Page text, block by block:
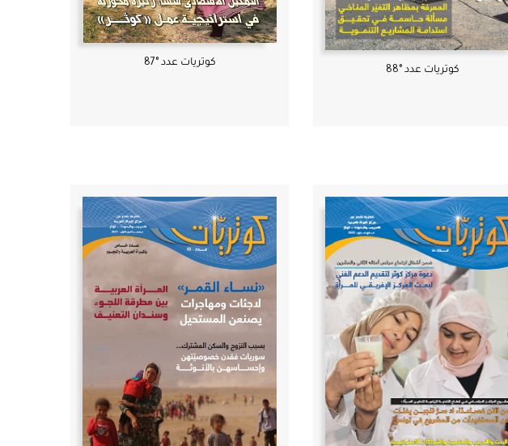
كوتريات عدد °88
كوتريات عدد °87